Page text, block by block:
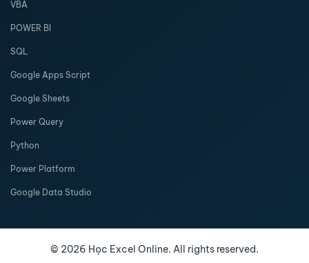
VBA
POWER BI
SQL
Google Apps Script
Google Sheets
Power Query
Python
Power Platform
Google Data Studio
© 2026 Học Excel Online. All rights reserved.